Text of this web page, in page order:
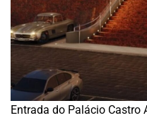
Entrada do Palácio Castro